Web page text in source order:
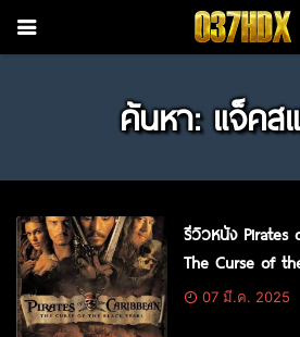
ค้นหา: แจ็คส
รีวิวหนัง Pirates
The Curse of
คืนชีพกองทัพโจร
07 มี.ค. 2025